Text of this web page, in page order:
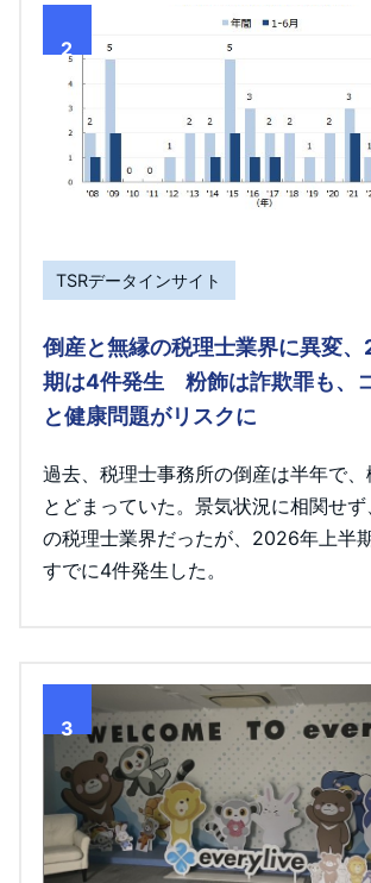
2
TSRデータインサイト
倒産と無縁の税理士業界に異変
期は4件発生 粉飾は詐欺罪も、
と健康問題がリスクに
過去、税理士事務所の倒産は半年で、
とどまっていた。景気状況に相関せ
の税理士業界だったが、2026年上半
すでに4件発生した。
3